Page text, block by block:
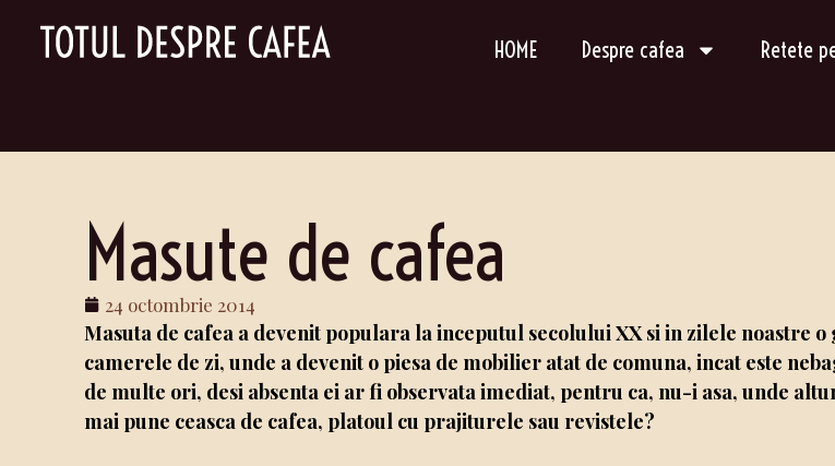
HOME Despre cafea Retete
Masute de cafea
24 octombrie 2014
Masuta de cafea a devenit populara la inceputul secolului XX si in zilele noastre
camerele de zi, unde a devenit o piesa de mobilier atat de comuna, incat este
de multe ori, desi absenta ei ar fi observata imediat, pentru ca, nu-i asa, unde
mai pune ceasca de cafea, platoul cu prajiturele sau revistele?